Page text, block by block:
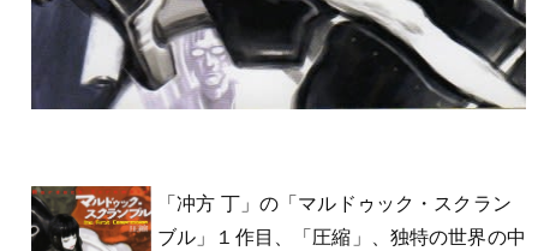
「冲方 丁」の「マルドゥック・スクラン
ブル」１作目、「圧縮」、独特の世界の中